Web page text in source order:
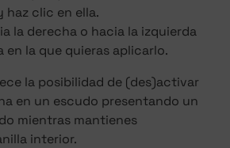
haz clic en ella.
la derecha o hacia la izquierda
en la que quieras aplicarlo.
la posibilidad de (des)activar
en un escudo presentando un
mientras mantienes
interior.